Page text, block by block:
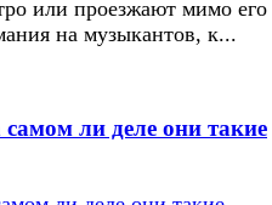
или проезжают мимо его
на музыкантов, к...
ли деле они такие